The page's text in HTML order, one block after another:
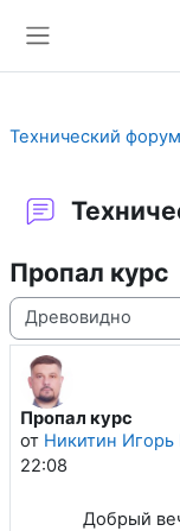
Технический форум
Пропал курс
Режим отображения
Пропал курс
от Никитин Игорь
22:08
Количество
Добрый